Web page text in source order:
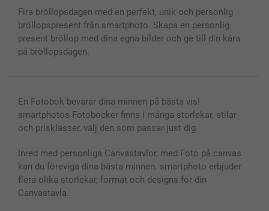
Fotoalmanackor & Fotoagenda
Fotoramar & Tillbehör
Presentkort
Investor Relations
Status på beställningar
Fira bröllopsdagen med en perfekt, unik och personlig
bröllopspresent från smartphoto. Skapa en personlig
present bröllop med dina egna bilder och ge till din kära
på bröllopsdagen.
En Fotobok bevarar dina minnen på bästa vis!
smartphotos Fotoböcker finns i många storlekar, stilar
och prisklasser, välj den som passar just dig.
Inred med personliga Canvastavlor, med Foto på canvas
kan du föreviga dina bästa minnen. smartphoto erbjuder
flera olika storlekar, format och designs för din
Canvastavla.